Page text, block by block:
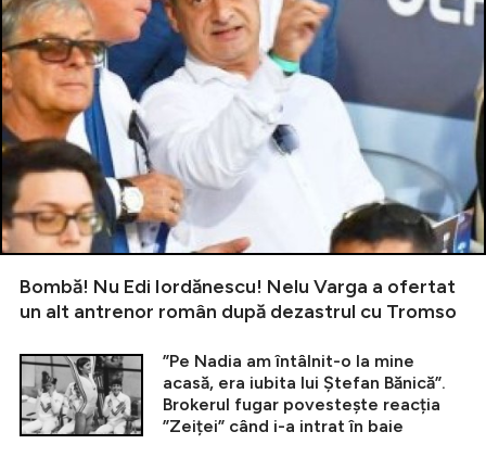
Bombă! Nu Edi Iordănescu! Nelu Varga a ofertat
un alt antrenor român după dezastrul cu Tromso
”Pe Nadia am întâlnit-o la mine
acasă, era iubita lui Ștefan Bănică”.
Brokerul fugar povestește reacția
”Zeiței” când i-a intrat în baie